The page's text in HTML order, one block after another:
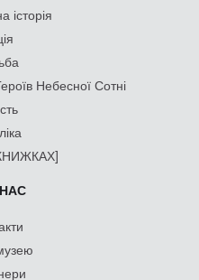
історія
Небесної Сотні